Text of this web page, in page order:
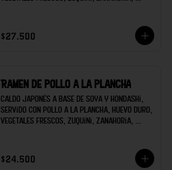
$27.500
Ramen de pollo a la plancha
Caldo japonés a base de soya y hondashi,
servido con pollo a la plancha, huevo duro,
vegetales frescos, zuquini, zanahoria,
$24.500